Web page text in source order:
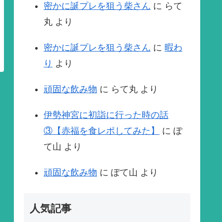
密かに誕プレを狙う柴さん に らて
丸 より
密かに誕プレを狙う柴さん に 暇わ
り より
頑固な飲み物 に らて丸 より
伊勢神宮に初詣に行った時の話
③【赤福を食レポしてみた】
に ぽ
て山 より
頑固な飲み物 に ぽて山 より
人気記事